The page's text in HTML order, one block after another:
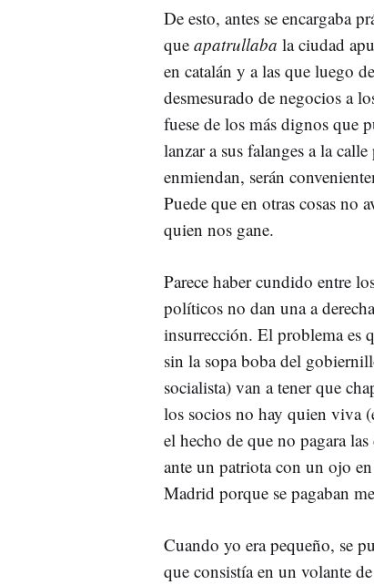
De esto, antes se encargaba
que apatrullaba la ciudad
en catalán y a las que luego
desmesurado de negocios a
fuese de los más dignos que
lanzar a sus falanges a la
enmiendan, serán
Puede que en otras cosas no
quien nos gane.
Parece haber cundido entre
políticos no dan una a
insurrección. El problema es
sin la sopa boba del
socialista) van a tener que
los socios no hay quien viva
el hecho de que no pagara
ante un patriota con un ojo
Madrid porque se pagaban
Cuando yo era pequeño, se
que consistía en un volante